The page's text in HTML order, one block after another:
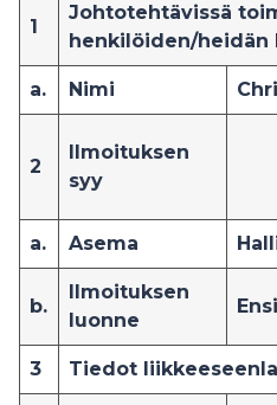
1
Johtotehtävissä
henkilöiden/
a. Nimi
2
Ilmoituksen
syy
a. Asema
b.
Ilmoituksen
luonne
3 Tiedot